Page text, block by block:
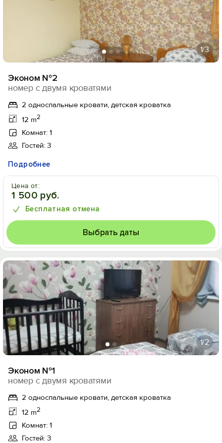
1/3
Эконом №2
номер с двумя кроватями
2 односпальные кровати, детская кроватка
12 m2
Комнат: 1
Гостей: 3
Подробнее
Цена от:
1 500 руб.
Бесплатная отмена
Выбрать даты
1/2
Эконом №1
номер с двумя кроватями
2 односпальные кровати, детская кроватка
12 m2
Комнат: 1
Гостей: 3